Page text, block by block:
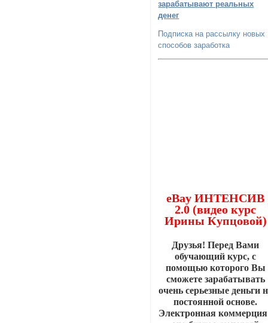
зарабатывают реальных
денег
Подписка на рассылку новых
способов заработка
eBay ИНТЕНСИВ
2.0 (видео курс
Ирины Купцовой)
Друзья! Перед Вами
обучающий курс, с
помощью которого Вы
сможете зарабатывать
очень серьезные деньги
постоянной основе.
Электронная